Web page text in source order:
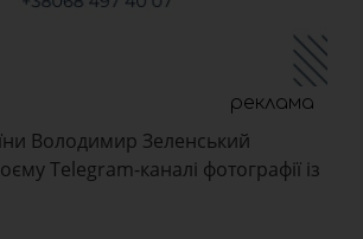
реклама
Володимир Зеленський
Telegram-каналі фотографії із